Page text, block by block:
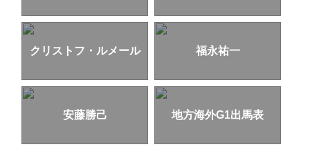
クリストフ・ルメール 福永祐一
安藤勝己 地方海外G1出馬表